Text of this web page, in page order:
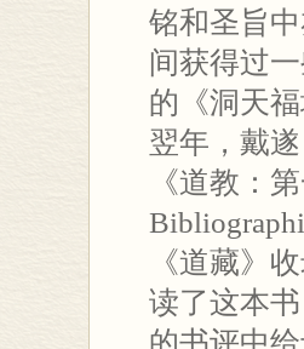
铭和圣旨
间获得过
的《洞天
翌年，戴
《道教：
《道藏》
读了这本
的书评中